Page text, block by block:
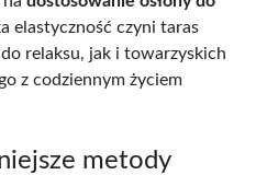
elastyczność czyni taras
relaksu, jak i towarzyskich
z codziennym życiem
metody